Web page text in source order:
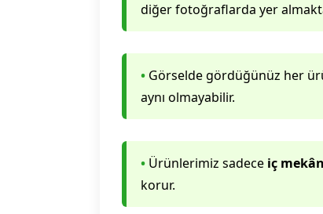
diğer fotoğraflarda yer
•Görselde gördüğünüz her
aynı olmayabilir.
•Ürünlerimiz sadece iç
korur.